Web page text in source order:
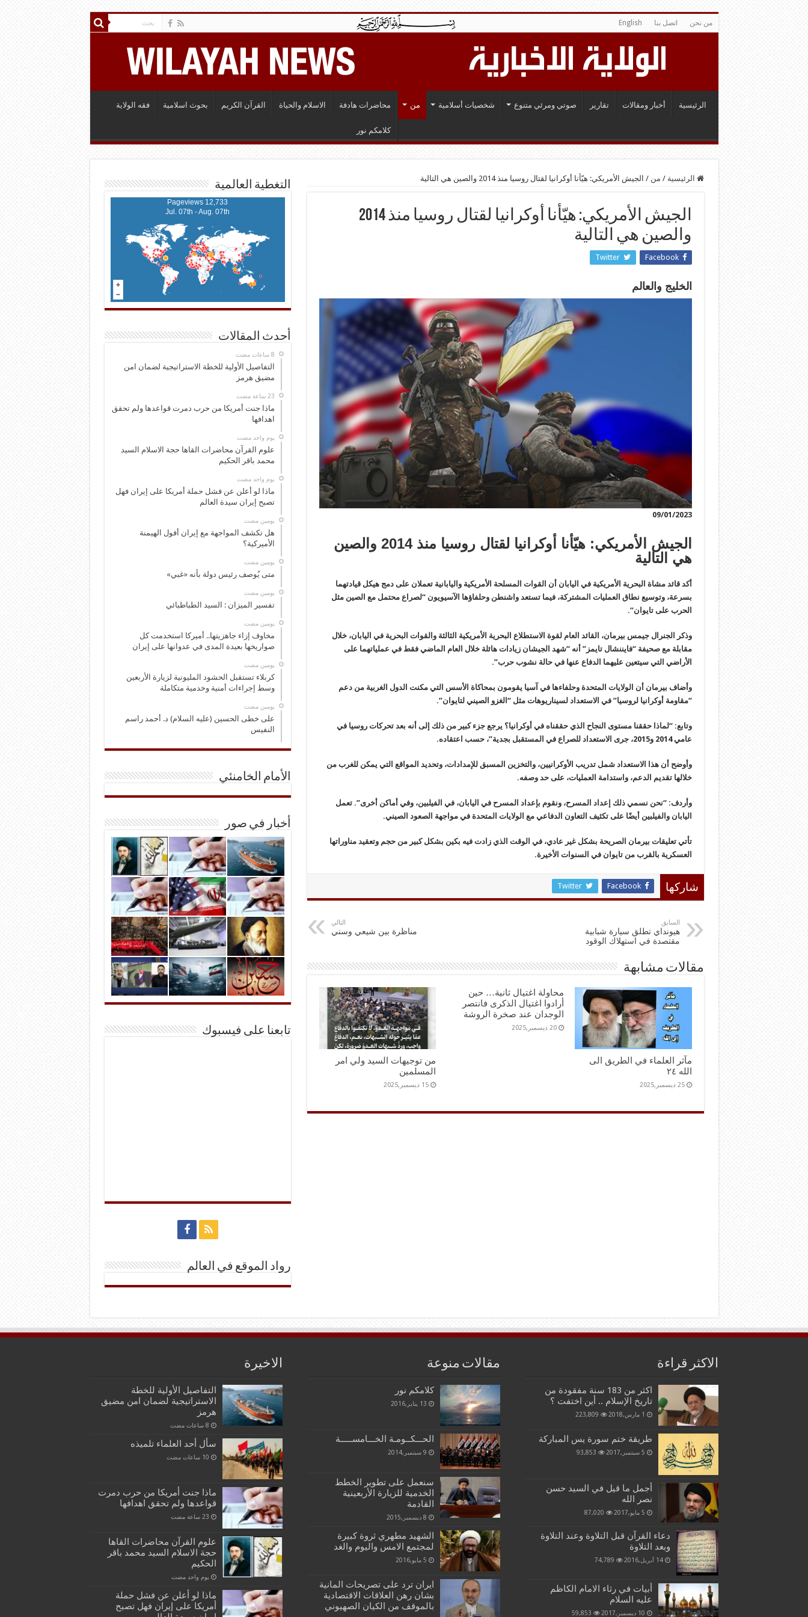
من نحن اتصل بنا English
الرئيسية أخبار ومقالات تقارير صوتي ومرئي متنوع شخصيات أسلامية من محاضرات هادفة الاسلام والحياة القرآن الكريم بحوث اسلامية فقه الولاية
كلامكم نور
الرئيسية / من / الجيش الأمريكي: هيّأنا أوكرانيا لقتال روسيا منذ 2014 والصين هي التالية
الجيش الأمريكي: هيّأنا أوكرانيا لقتال روسيا منذ 2014
والصين هي التالية
Facebook
Twitter
الخليج والعالم
09/01/2023
الجيش الأمريكي: هيّأنا أوكرانيا لقتال روسيا منذ 2014 والصين
هي التالية
أكد قائد مشاة البحرية الأمريكية في اليابان أن القوات المسلحة الأمريكية واليابانية تعملان على دمج هيكل قيادتهما
بسرعة، وتوسيع نطاق العمليات المشتركة، فيما تستعد واشنطن وحلفاؤها الآسيويون “لصراع محتمل مع الصين مثل
الحرب على تايوان”.
وذكر الجنرال جيمس بيرمان، القائد العام لقوة الاستطلاع البحرية الأمريكية الثالثة والقوات البحرية في اليابان، خلال
مقابلة مع صحيفة “فايننشال تايمز” أنه “شهد الجيشان زيادات هائلة خلال العام الماضي فقط في عملياتهما على
الأراضي التي سيتعين عليهما الدفاع عنها في حالة نشوب حرب”.
وأضاف بيرمان أن الولايات المتحدة وحلفاءها في آسيا يقومون بمحاكاة الأسس التي مكنت الدول الغربية من دعم
“مقاومة أوكرانيا لروسيا” في الاستعداد لسيناريوهات مثل “الغزو الصيني لتايوان”.
وتابع: “لماذا حققنا مستوى النجاح الذي حققناه في أوكرانيا؟ يرجع جزء كبير من ذلك إلى أنه بعد تحركات روسيا في
عامي 2014 و2015، جرى الاستعداد للصراع في المستقبل بجدية”، حسب اعتقاده.
وأوضح أن هذا الاستعداد شمل تدريب الأوكرانيين، والتخزين المسبق للإمدادات، وتحديد المواقع التي يمكن للغرب من
خلالها تقديم الدعم، واستدامة العمليات، على حد وصفه.
وأردف: “نحن نسمي ذلك إعداد المسرح، ونقوم بإعداد المسرح في اليابان، في الفيلبين، وفي أماكن أخرى”. تعمل
اليابان والفيلبين أيضًا على تكثيف التعاون الدفاعي مع الولايات المتحدة في مواجهة الصعود الصيني.
تأتي تعليقات بيرمان الصريحة بشكل غير عادي، في الوقت الذي زادت فيه بكين بشكل كبير من حجم وتعقيد مناوراتها
العسكرية بالقرب من تايوان في السنوات الأخيرة.
شاركها Facebook
Twitter
السابق
هيونداي تطلق سيارة شبابية
مقتصدة في استهلاك الوقود
التالي
مناظرة بين شيعي وسني
مقالات مشابهة
مآثر العلماء في الطريق الى
الله ٢٤
25 ديسمبر,2025
محاولة اغتيال ثانية… حين
أرادوا اغتيال الذكرى فانتصر
الوجدان عند صخرة الروشة
20 ديسمبر,2025
من توجيهات السيد ولي امر
المسلمين
15 ديسمبر,2025
التغطية العالمية
12,733 Pageviews
Jul. 07th - Aug. 07th
أحدث المقالات
التفاصيل الأولية للخطة الاستراتيجية لضمان امن
مضيق هرمز
ماذا جنت أمريكا من حرب دمرت قواعدها ولم تحقق
اهدافها
‏يوم واحد مضت
علوم القرآن محاضرات القاها حجة الاسلام السيد
محمد باقر الحكيم
‏يوم واحد مضت
ماذا لو أعلن عن فشل حملة أمريكا على إيران فهل
تصبح إيران سيدة العالم
‏يومين مضت
هل تكشف المواجهة مع إيران أفول الهيمنة
الأميركية؟
‏يومين مضت
متى يُوصف رئيس دولة بأنه «غبي»
‏يومين مضت
تفسير الميزان : السيد الطباطبائي
‏يومين مضت
مخاوف إزاء جاهزيتها.. أميركا استخدمت كل
صواريخها بعيدة المدى في عدوانها على إيران
‏يومين مضت
كربلاء تستقبل الحشود المليونية لزيارة الأربعين
وسط إجراءات أمنية وخدمية متكاملة
‏يومين مضت
على خطى الحسين (عليه السلام) د. أحمد راسم
النفيس
الأمام الخامنئي
أخبار في صور
تابعنا على فيسبوك
رواد الموقع في العالم
الاكثر قراءة
اكثر من 183 سنة مفقودة من
تاريخ الإسلام .. أين اختفت ؟
1 مارس,2018 223,809
طريقة ختم سورة يس المباركة
5 سبتمبر,2017 93,853
أجمل ما قيل في السيد حسن
نصر الله
5 مايو,2017 87,020
دعاء القرآن قبل التلاوة وعند التلاوة
وبعد التلاوة
14 أبريل,2016 74,789
أبيات في رثاء الامام الكاظم
عليه السلام
10 ديسمبر,2017 59,853
مقالات منوعة
كلامكم نور
13 يناير,2016
الحـــكــومـة الخـــامســـــة
9 سبتمبر,2014
سنعمل على تطوير الخطط
الخدمية للزيارة الأربعينية
القادمة
8 ديسمبر,2015
الشهيد مطهري ثروة كبيرة
لمجتمع الامس واليوم والغد
5 مايو,2016
ايران ترد على تصريحات المانية
بشان رهن العلاقات الاقتصادية
بالموقف من الكيان الصهيوني
الاخيرة
التفاصيل الأولية للخطة
الاستراتيجية لضمان امن مضيق
هرمز
سأل أحد العلماء تلميذه
ماذا جنت أمريكا من حرب دمرت
قواعدها ولم تحقق اهدافها
علوم القرآن محاضرات القاها
حجة الاسلام السيد محمد باقر
الحكيم
‏يوم واحد مضت
ماذا لو أعلن عن فشل حملة
أمريكا على إيران فهل تصبح